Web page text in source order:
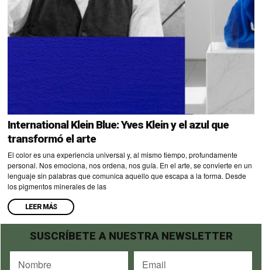
International Klein Blue: Yves Klein y el azul que
transformó el arte
El color es una experiencia universal y, al mismo tiempo, profundamente
personal. Nos emociona, nos ordena, nos guía. En el arte, se convierte en un
lenguaje sin palabras que comunica aquello que escapa a la forma. Desde
los pigmentos minerales de las
LEER MÁS
SUSCRÍBETE A NUESTRA NEWSLETTER